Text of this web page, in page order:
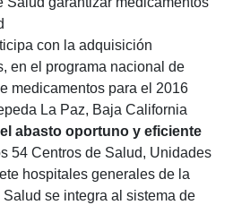
con la adquisición
en el programa nacional de
medicamentos para el 2016
La Paz, Baja California
abasto oportuno y eficiente
54 Centros de Salud, Unidades
hospitales generales de la
se integra al sistema de